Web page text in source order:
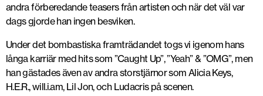
andra förberedande teasers från artisten och när det väl var
dags gjorde han ingen besviken.
Under det bombastiska framträdandet togs vi igenom hans
långa karriär med hits som ”Caught Up”, ”Yeah” & ”OMG”, men
han gästades även av andra storstjärnor som Alicia Keys,
H.E.R., will.i.am, Lil Jon, och Ludacris på scenen.